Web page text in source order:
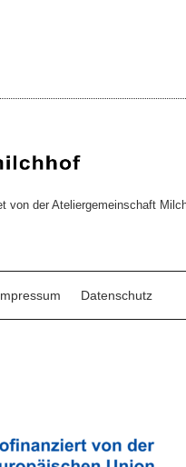
von der Ateliergemeinschaft
Datenschutz